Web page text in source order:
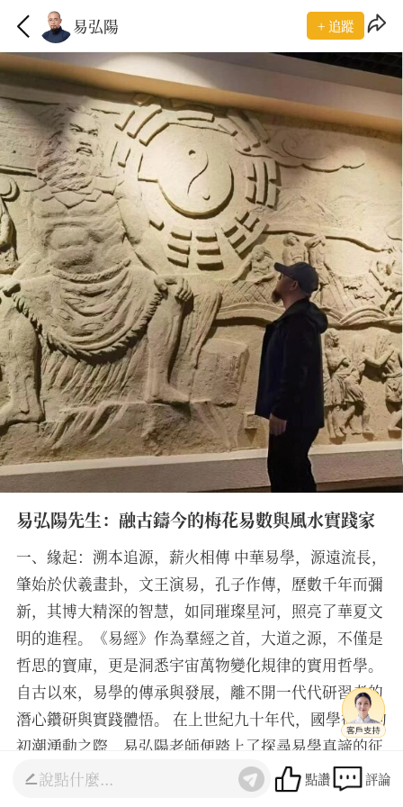
易弘陽 + 追蹤
易弘陽先生：融古鑄今的梅花易數與風水實踐家
一、緣起：溯本追源，薪火相傳 中華易學，源遠流長，
肇始於伏羲畫卦，文王演易，孔子作傳，歷數千年而彌
新，其博大精深的智慧，如同璀璨星河，照亮了華夏文
明的進程。《易經》作為羣經之首，大道之源，不僅是
哲思的寶庫，更是洞悉宇宙萬物變化規律的實用哲學。
自古以來，易學的傳承與發展，離不開一代代研習者的
潛心鑽研與實踐體悟。 在上世紀九十年代，國學復興的
初潮湧動之際，易弘陽老師便踏上了探尋易學真諦的征
程。彼時，易老師始於《周易》經傳的基礎研讀，沉潛
於爻辭卦象的微言大義，並深入學習六爻八卦之術。六
點讚 評論